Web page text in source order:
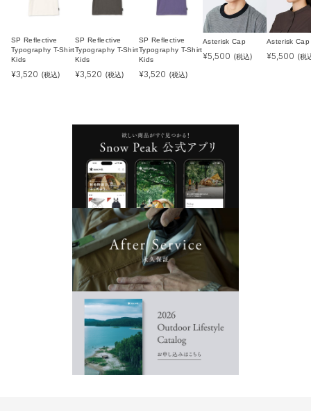
SP Reflective
Typography T-Shirt
Kids
¥3,520 (税込)
SP Reflective
Typography T-Shirt
Kids
¥3,520 (税込)
SP Reflective
Typography T-Shirt
Kids
¥3,520 (税込)
Asterisk Cap
¥5,500 (税込)
Asterisk Cap
¥5,500 (税